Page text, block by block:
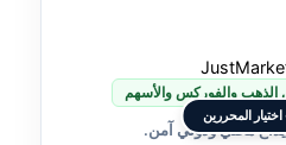
المحررين
الذهب والفوركس والأسهم
محلي ودولي آمن.